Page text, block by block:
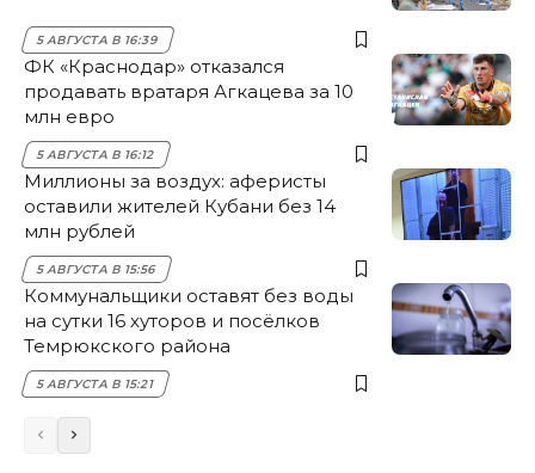
5 АВГУСТА В 16:39
ФК «Краснодар» отказался
продавать вратаря Агкацева за 10
млн евро
5 АВГУСТА В 16:12
Миллионы за воздух: аферисты
оставили жителей Кубани без 14
млн рублей
5 АВГУСТА В 15:56
Коммунальщики оставят без воды
на сутки 16 хуторов и посёлков
Темрюкского района
5 АВГУСТА В 15:21